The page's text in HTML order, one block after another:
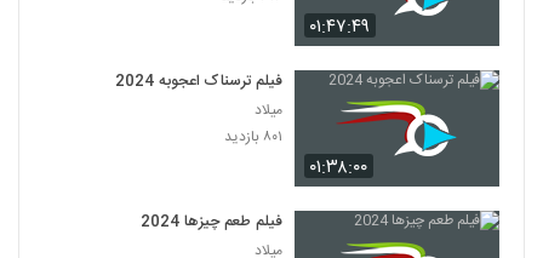
۰۱:۴۷:۴۹
۰۱:۳۸:۰۰
فیلم ترسناک اعجوبه 2024
میلاد
۸۰۱ بازدید
فیلم طعم چیزها 2024
میلاد